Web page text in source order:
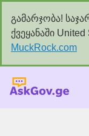
გამარჯობა!
ქვეყანაში
MuckRock.com